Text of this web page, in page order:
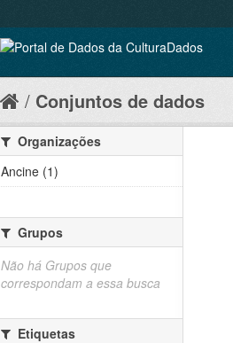
Conjuntos de dados
Organizações
Ancine (1)
Grupos
Não há Grupos que
correspondam a essa busca
Etiquetas